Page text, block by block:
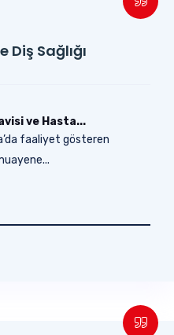
Diş Sağlığı
ve Hasta...
faaliyet gösteren